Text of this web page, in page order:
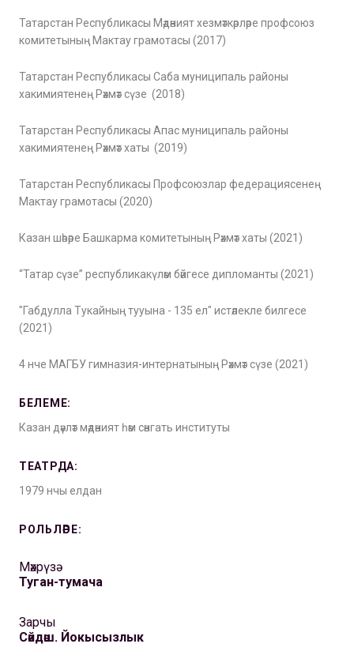
Татарстан Республикасы Мәдәният хезмәткәрләре профсоюз
комитетының Мактау грамотасы (2017)
Татарстан Республикасы Саба муниципаль районы
хакимиятенең Рәхмәт сүзе (2018)
Татарстан Республикасы Апас муниципаль районы
хакимиятенең Рәхмәт хаты (2019)
Татарстан Республикасы Профсоюзлар федерациясенең
Мактау грамотасы (2020)
Казан шәһәре Башкарма комитетының Рәхмәт хаты (2021)
“Татар сүзе” республикакүләм бәйгесе дипломанты (2021)
"Габдулла Тукайның тууына - 135 ел" истәлекле билгесе
(2021)
4 нче МАГБУ гимназия-интернатының Рәхмәт сүзе (2021)
БЕЛЕМЕ:
Ка­зан дәүләт мә­дә­ни­ят һәм сәнгать инс­ти­ту­ты
ТЕАТРДА:
1979 нчы елдан
РОЛЬЛӘРЕ:
Мәхрүзә
Туган-тумача
Зарчы
Сәйдәш. Йокысызлык